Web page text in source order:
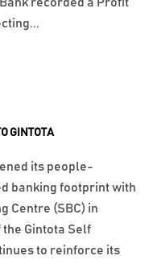
GINTOTA
its people-
banking footprint with
Centre (SBC) in
the Gintota Self
to reinforce its
recorded a Profit